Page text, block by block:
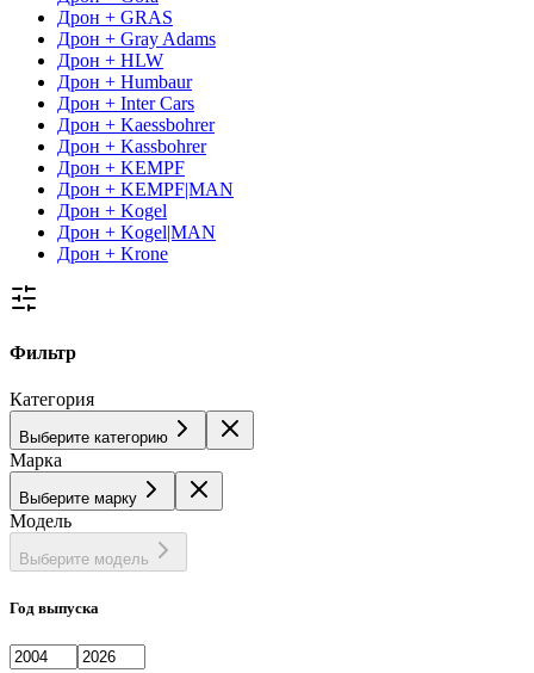
Дрон + GRAS
Дрон + Gray Adams
Дрон + HLW
Дрон + Humbaur
Дрон + Inter Cars
Дрон + Kaessbohrer
Дрон + Kassbohrer
Дрон + KEMPF
Дрон + KEMPF|MAN
Дрон + Kogel
Дрон + Kogel|MAN
Дрон + Krone
Фильтр
Категория
Выберите категорию
Марка
Выберите марку
Модель
Выберите модель
Год выпуска